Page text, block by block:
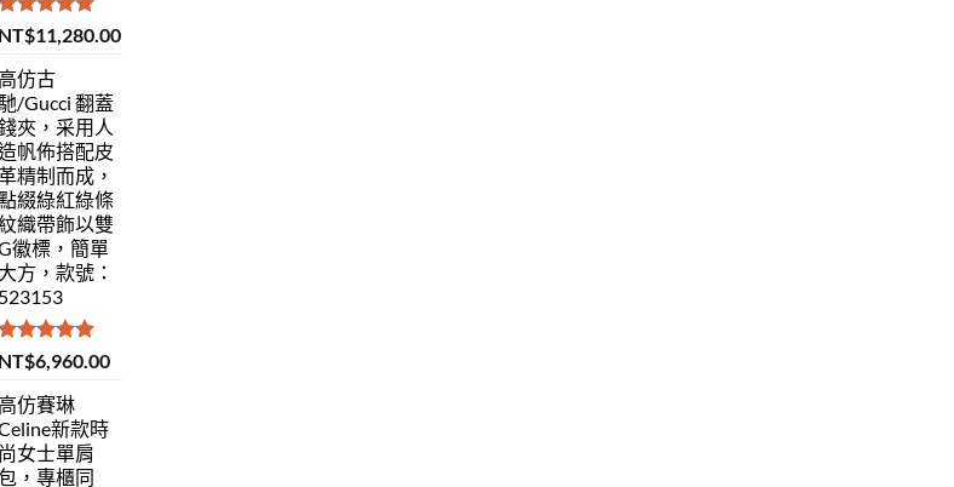
評分5.00
滿分 5
NT$11,280.00
高仿古
馳/Gucci 翻蓋
夾，采用人
帆佈搭配皮
精制而成，
綴綠紅綠條
織帶飾以雙
徽標，簡單
大方，款號：
523153
評分5.00
滿分 5
NT$6,960.00
高仿賽琳
新款時
尚女士單肩
，專櫃同